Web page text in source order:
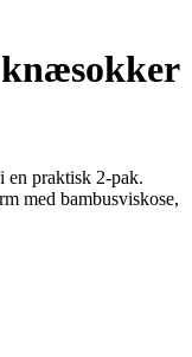
en praktisk 2-pak.
med bambusviskose,